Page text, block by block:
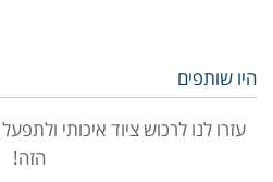
היו שותפים
עזרו לנו לרכוש ציוד איכותי
הזה!